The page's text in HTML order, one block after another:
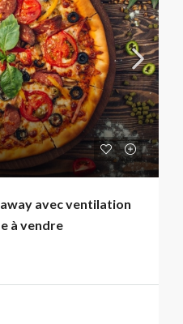
avec ventilation
à vendre